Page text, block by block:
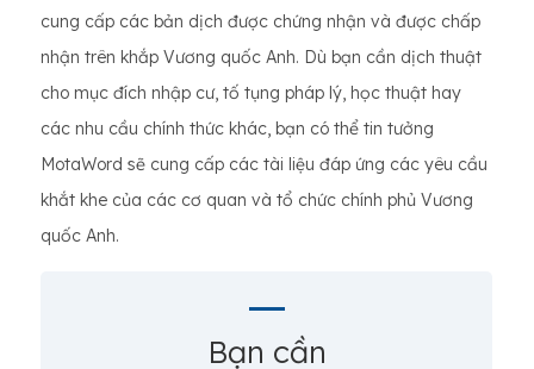
cung cấp các bản dịch được chứng nhận và được chấp
nhận trên khắp Vương quốc Anh. Dù bạn cần dịch thuật
cho mục đích nhập cư, tố tụng pháp lý, học thuật hay
các nhu cầu chính thức khác, bạn có thể tin tưởng
MotaWord sẽ cung cấp các tài liệu đáp ứng các yêu cầu
khắt khe của các cơ quan và tổ chức chính phủ Vương
quốc Anh.
Bạn cần